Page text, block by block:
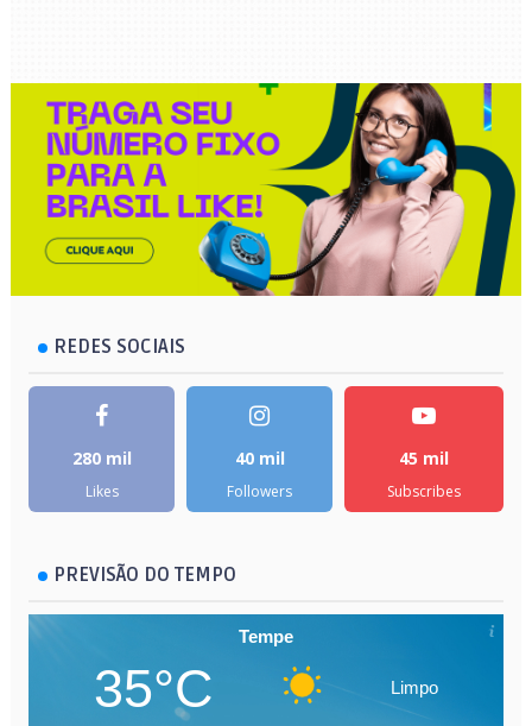
REDES SOCIAIS
280 mil
Likes
40 mil
Followers
45 mil
Subscribes
PREVISÃO DO TEMPO
Tempe
35°C Limpo